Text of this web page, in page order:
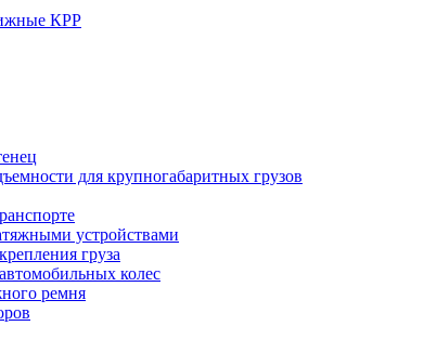
КРР
для крупногабаритных грузов
устройствами
груза
колес
ремня